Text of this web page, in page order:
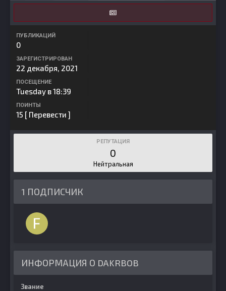
ПУБЛИКАЦИЙ
0
ЗАРЕГИСТРИРОВАН
22 декабря, 2021
ПОСЕЩЕНИЕ
Tuesday в 18:39
ПОИНТЫ
15 [ Перевести ]
РЕПУТАЦИЯ
0
Нейтральная
1 ПОДПИСЧИК
ИНФОРМАЦИЯ О DAKRBOB
Звание